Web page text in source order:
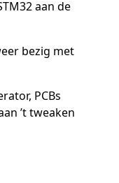
aan de
bezig met
PCBs
’t tweaken